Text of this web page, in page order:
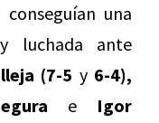
una
luchada ante
(7-5 y 6-4),
e Igor